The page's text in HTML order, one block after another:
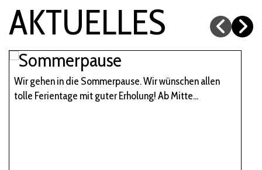
AKTUELLES
Wir gehen in die Sommerpause. Wir wünschen allen
tolle Ferientage mit guter Erholung! Ab Mitte...